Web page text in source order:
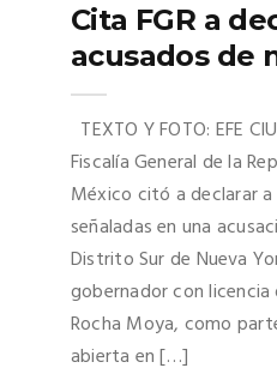
Cita FGR a
acusados de
TEXTO Y FOTO: EFE
Fiscalía General de la
México citó a declarar
señaladas en una
Distrito Sur de Nueva
gobernador con licencia
Rocha Moya, como
abierta en […]